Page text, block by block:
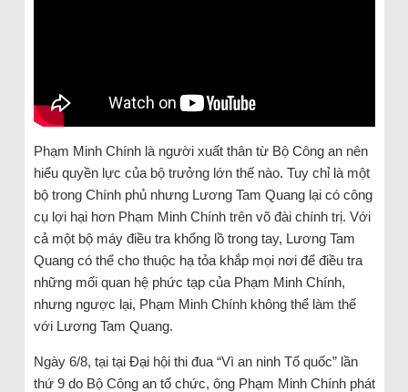
Phạm Minh Chính là người xuất thân từ Bộ Công an nên
hiểu quyền lực của bộ trưởng lớn thế nào. Tuy chỉ là một
bộ trong Chính phủ nhưng Lương Tam Quang lại có công
cụ lợi hại hơn Phạm Minh Chính trên võ đài chính trị. Với
cả một bộ máy điều tra khổng lồ trong tay, Lương Tam
Quang có thể cho thuộc hạ tỏa khắp mọi nơi để điều tra
những mối quan hệ phức tạp của Phạm Minh Chính,
nhưng ngược lại, Phạm Minh Chính không thể làm thế
với Lương Tam Quang.
Ngày 6/8, tại tại Đại hội thi đua “Vì an ninh Tổ quốc” lần
thứ 9 do Bộ Công an tổ chức, ông Phạm Minh Chính phát